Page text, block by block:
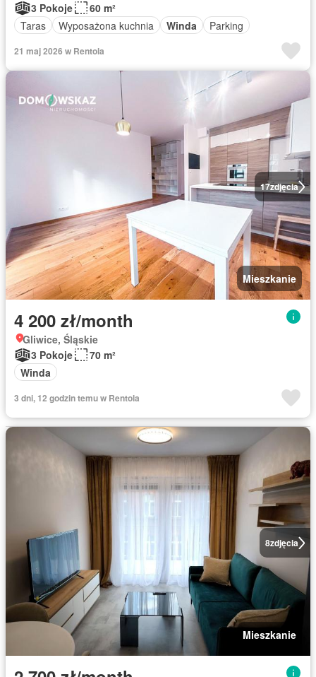
3 Pokoje
60 m²
Taras
Wyposażona kuchnia Winda Parking
21 maj 2026 w Rentola
17zdjęcia
Mieszkanie
4 200 zł/month
Gliwice, Śląskie
3 Pokoje
70 m²
Winda
3 dni, 12 godzin temu w Rentola
8zdjęcia
Mieszkanie